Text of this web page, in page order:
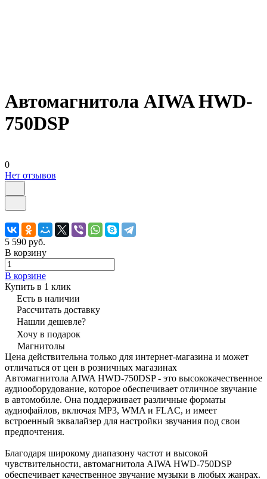
Автомагнитола AIWA HWD-
750DSP
0
Нет отзывов
5 590 руб.
В корзину
В корзине
Купить в 1 клик
Есть в наличии
Рассчитать доставку
Нашли дешевле?
Хочу в подарок
Магнитолы
Цена действительна только для интернет-магазина и может
отличаться от цен в розничных магазинах
Автомагнитола AIWA HWD-750DSP - это высококачественное
аудиооборудование, которое обеспечивает отличное звучание
в автомобиле. Она поддерживает различные форматы
аудиофайлов, включая MP3, WMA и FLAC, и имеет
встроенный эквалайзер для настройки звучания под свои
предпочтения.
Благодаря широкому диапазону частот и высокой
чувствительности, автомагнитола AIWA HWD-750DSP
обеспечивает качественное звучание музыки в любых жанрах.